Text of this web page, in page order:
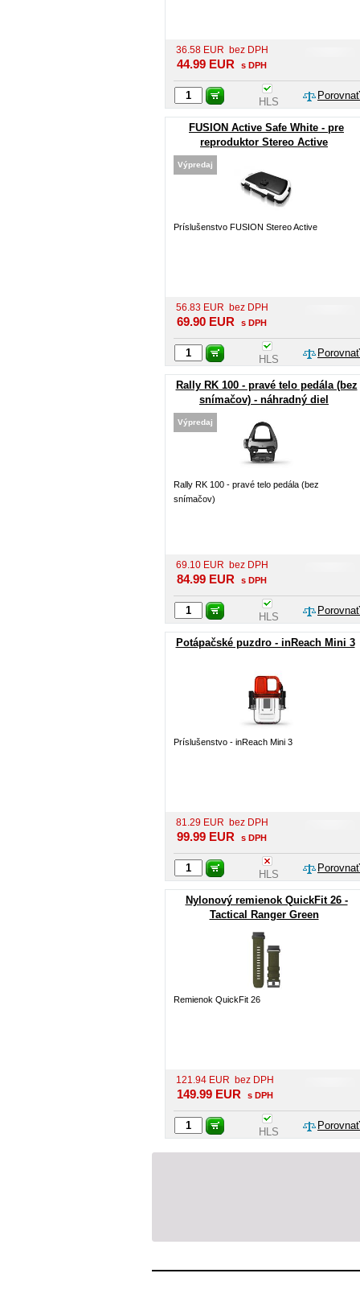
36.58 EUR bez DPH
44.99 EUR s DPH
Porovnať
HLS
FUSION Active Safe White - pre
reproduktor Stereo Active
Príslušenstvo FUSION Stereo Active
56.83 EUR bez DPH
69.90 EUR s DPH
Porovnať
HLS
Výpredaj
Rally RK 100 - pravé telo pedála (bez
snímačov) - náhradný diel
Rally RK 100 - pravé telo pedála (bez
snímačov)
69.10 EUR bez DPH
84.99 EUR s DPH
Porovnať
HLS
Výpredaj
Potápačské puzdro - inReach Mini 3
Príslušenstvo - inReach Mini 3
81.29 EUR bez DPH
99.99 EUR s DPH
Porovnať
HLS
Nylonový remienok QuickFit 26 -
Tactical Ranger Green
Remienok QuickFit 26
121.94 EUR bez DPH
149.99 EUR s DPH
Porovnať
HLS